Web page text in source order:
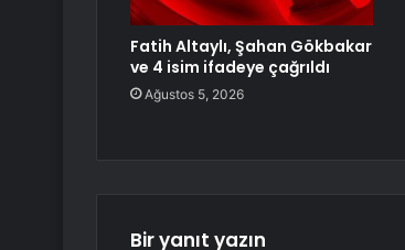
Fatih Altaylı, Şahan Gökbakar
ve 4 isim ifadeye çağrıldı
Ağustos 5, 2026
Bir yanıt yazın